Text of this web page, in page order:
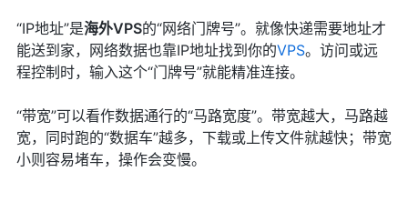
“IP地址”是海外VPS的“网络门牌号”。就像快递需要地址才
能送到家，网络数据也靠IP地址找到你的VPS。访问或远
程控制时，输入这个“门牌号”就能精准连接。
“带宽”可以看作数据通行的“马路宽度”。带宽越大，马路越
宽，同时跑的“数据车”越多，下载或上传文件就越快；带宽
小则容易堵车，操作会变慢。